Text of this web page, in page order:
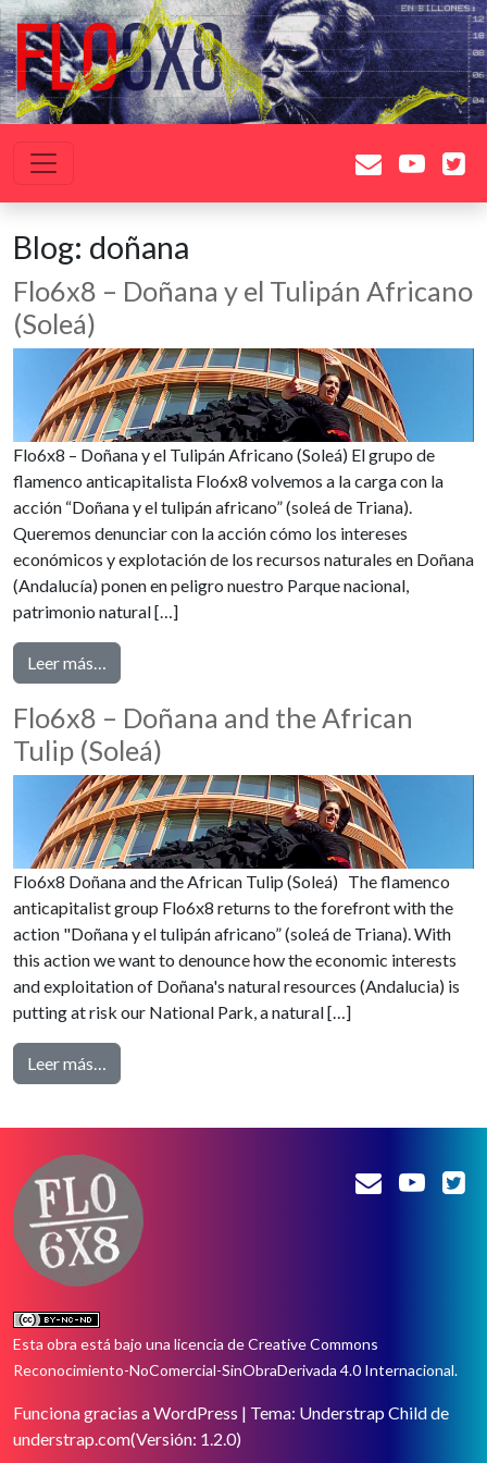
Navegación principal
Blog: doñana
Flo6x8 – Doñana y el Tulipán Africano
(Soleá)
Flo6x8 – Doñana y el Tulipán Africano (Soleá) El grupo de
flamenco anticapitalista Flo6x8 volvemos a la carga con la
acción “Doñana y el tulipán africano” (soleá de Triana).
Queremos denunciar con la acción cómo los intereses
económicos y explotación de los recursos naturales en Doñana
(Andalucía) ponen en peligro nuestro Parque nacional,
patrimonio natural […]
Leer más…
Flo6x8 – Doñana and the African
Tulip (Soleá)
Flo6x8 Doñana and the African Tulip (Soleá) The flamenco
anticapitalist group Flo6x8 returns to the forefront with the
action "Doñana y el tulipán africano” (soleá de Triana). With
this action we want to denounce how the economic interests
and exploitation of Doñana's natural resources (Andalucia) is
putting at risk our National Park, a natural […]
Leer más…
Esta obra está bajo una licencia de Creative Commons
Reconocimiento-NoComercial-SinObraDerivada 4.0 Internacional.
Funciona gracias a WordPress | Tema: Understrap Child de
understrap.com(Versión: 1.2.0)